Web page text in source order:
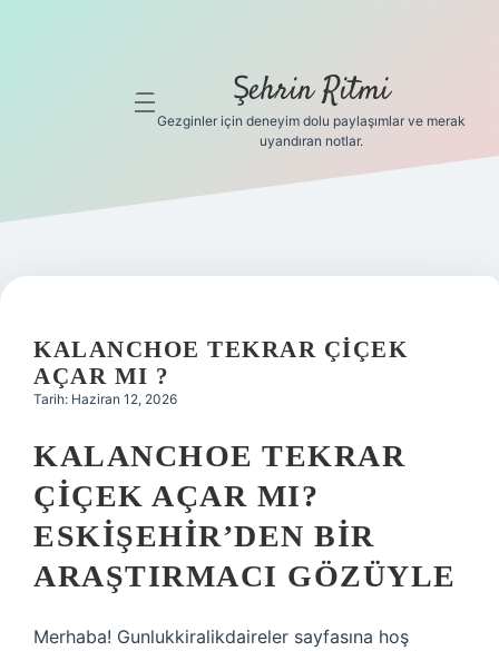
Gizlilik
Hakkımızda
Hakkımızda
menüyü
Şehrin Ritmi
Gezginler için deneyim dolu paylaşımlar ve merak
uyandıran notlar.
KALANCHOE TEKRAR ÇIÇEK
AÇAR MI ?
Tarih: Haziran 12, 2026
KALANCHOE TEKRAR
ÇIÇEK AÇAR MI?
ESKIŞEHIR’DEN BIR
ARAŞTIRMACI GÖZÜYLE
Merhaba! Gunlukkiralikdaireler sayfasına hoş